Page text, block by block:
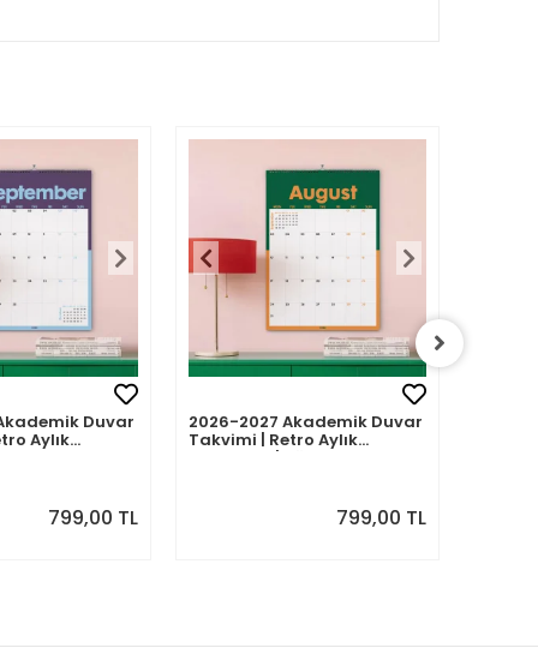
Duvar
Aylık
2026 -
799,00 TL
2026-2027 Akademik Duvar
Takvimi | Retro Aylık
Planlayıcı | Ağustos 2026 -
799,00 TL